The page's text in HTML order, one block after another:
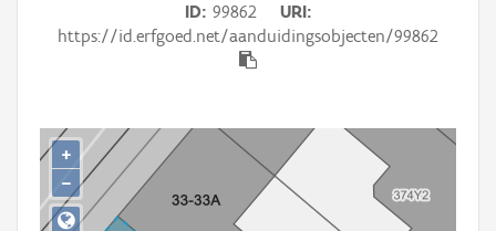
Gebeurtenis
Downloads
Hergebruik
ID 99862
URI
https://id.erfgoed.net/aanduidingsobjecten/99862
+
−